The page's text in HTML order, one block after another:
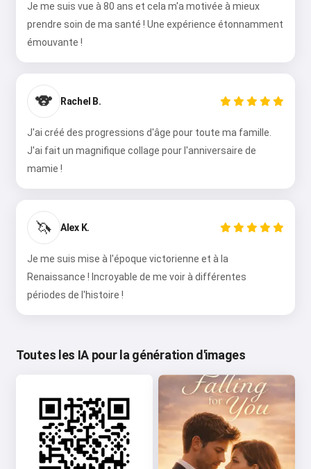
Je me suis vue à 80 ans et cela m'a motivée à mieux
prendre soin de ma santé ! Une expérience étonnamment
émouvante !
🐨 Rachel B.
J'ai créé des progressions d'âge pour toute ma famille.
J'ai fait un magnifique collage pour l'anniversaire de
mamie !
🦄 Alex K.
Je me suis mise à l'époque victorienne et à la
Renaissance ! Incroyable de me voir à différentes
périodes de l'histoire !
Toutes les IA pour la génération d'images